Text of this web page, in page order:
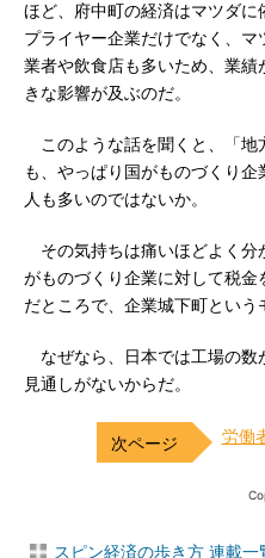
ほど、府中町の経済はマツダ
プライヤー企業だけでなく、
業者や飲食店も多いため、業
きな影響が及ぶのだ。
このような話を聞くと、「地
も、やっぱり国がものづくり
人も多いのではないか。
その気持ちは痛いほどよく分
がものづくり企業に対して税
だところで、企業城下町という
なぜなら、日本では工場の数
見通しがないからだ。
労働
スピン経済の歩き方 連載一